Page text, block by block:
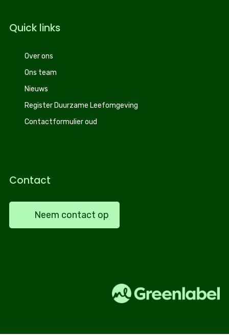
Quick links
Over ons
Ons team
Nieuws
Register Duurzame Leefomgeving
Contactformulier oud
Contact
Neem contact op